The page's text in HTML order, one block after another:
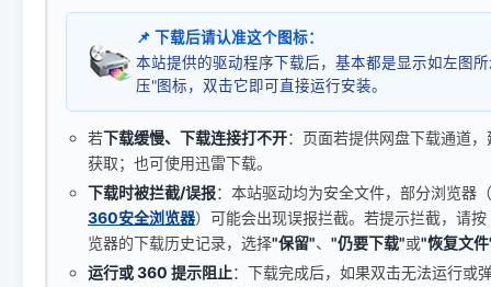
📌 下载后请认准这个图标：
本站提供的驱动程序下载后，基本都是显示如左图
压"图标，双击它即可直接运行安装。
若下载缓慢、下载连接打不开：页面若提供网盘下载通道
获取；也可使用迅雷下载。
下载时被拦截/误报：本站驱动均为安全文件，部分浏览器
360安全浏览器）可能会出现误报拦截。若提示拦截，请按
览器的下载历史记录，选择"保留"、 "仍要下载"或"恢复文
运行或 360 提示阻止：下载完成后，如果双击无法运行或